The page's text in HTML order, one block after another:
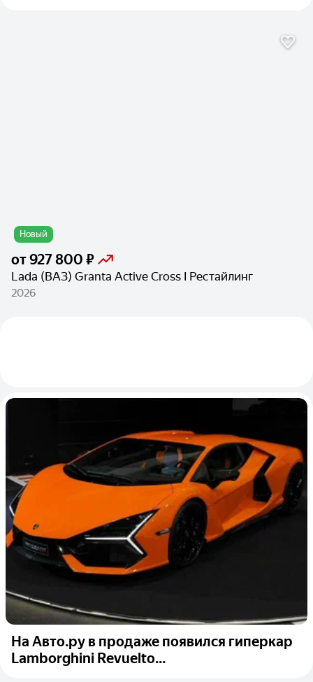
Новый
от927 800 ₽
Lada (ВАЗ) Granta Active Cross I Рестайлинг
2026
На Авто.ру в продаже появился гиперкар
Lamborghini Revuelto...